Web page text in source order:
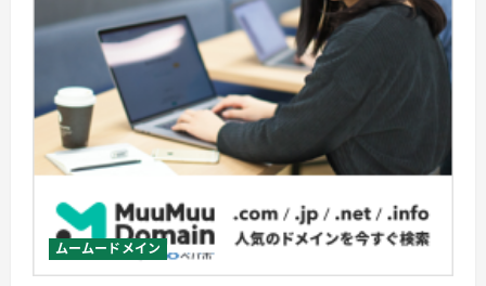
メ
イ
ン
の
い
を
ス
ム
ー
に、
手
軽
さ
重
視！
ムームードメイン